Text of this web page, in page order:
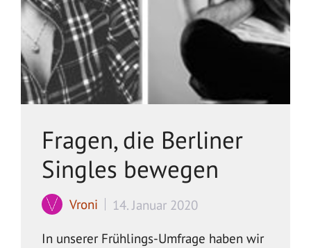
Fragen, die Berliner
Singles bewegen
Vroni
14. Januar 2020
In unserer Frühlings-Umfrage haben wir